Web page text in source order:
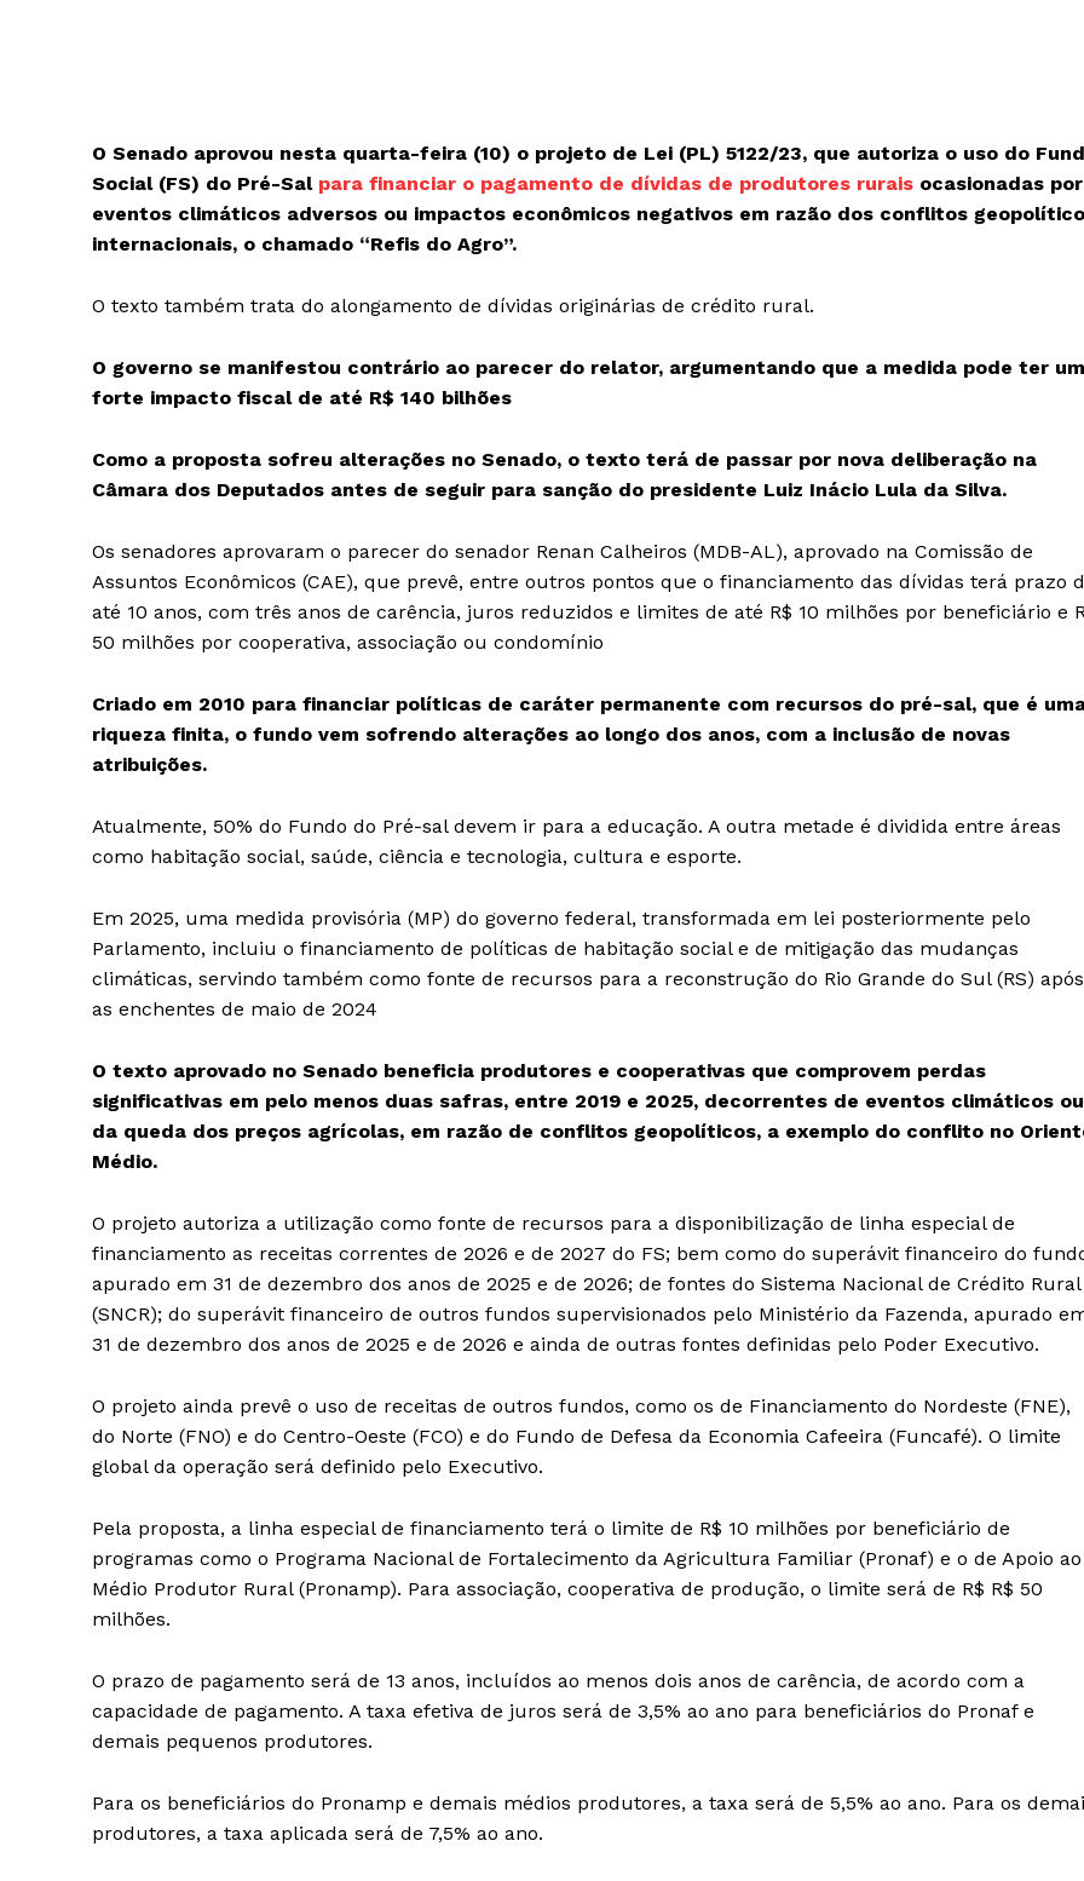
O Senado aprovou nesta quarta-feira (10) o projeto de Lei (PL) 5122/23, que autoriza o uso do
Social (FS) do Pré-Sal para financiar o pagamento de dívidas de produtores rurais ocasionadas por
eventos climáticos adversos ou impactos econômicos negativos em razão dos conflitos
internacionais, o chamado “Refis do Agro”.
O texto também trata do alongamento de dívidas originárias de crédito rural.
O governo se manifestou contrário ao parecer do relator, argumentando que a medida pode ter um
forte impacto fiscal de até R$ 140 bilhões
Como a proposta sofreu alterações no Senado, o texto terá de passar por nova deliberação na
Câmara dos Deputados antes de seguir para sanção do presidente Luiz Inácio Lula da Silva.
Os senadores aprovaram o parecer do senador Renan Calheiros (MDB-AL), aprovado na Comissão de
Assuntos Econômicos (CAE), que prevê, entre outros pontos que o financiamento das dívidas terá prazo
até 10 anos, com três anos de carência, juros reduzidos e limites de até R$ 10 milhões por beneficiário e
50 milhões por cooperativa, associação ou condomínio
Criado em 2010 para financiar políticas de caráter permanente com recursos do pré-sal, que é
riqueza finita, o fundo vem sofrendo alterações ao longo dos anos, com a inclusão de novas
atribuições.
Atualmente, 50% do Fundo do Pré-sal devem ir para a educação. A outra metade é dividida entre áreas
como habitação social, saúde, ciência e tecnologia, cultura e esporte.
Em 2025, uma medida provisória (MP) do governo federal, transformada em lei posteriormente pelo
Parlamento, incluiu o financiamento de políticas de habitação social e de mitigação das mudanças
climáticas, servindo também como fonte de recursos para a reconstrução do Rio Grande do Sul (RS) após
as enchentes de maio de 2024
O texto aprovado no Senado beneficia produtores e cooperativas que comprovem perdas
significativas em pelo menos duas safras, entre 2019 e 2025, decorrentes de eventos climáticos ou
da queda dos preços agrícolas, em razão de conflitos geopolíticos, a exemplo do conflito no
Médio.
O projeto autoriza a utilização como fonte de recursos para a disponibilização de linha especial de
financiamento as receitas correntes de 2026 e de 2027 do FS; bem como do superávit financeiro do
apurado em 31 de dezembro dos anos de 2025 e de 2026; de fontes do Sistema Nacional de Crédito Rural
(SNCR); do superávit financeiro de outros fundos supervisionados pelo Ministério da Fazenda, apurado
31 de dezembro dos anos de 2025 e de 2026 e ainda de outras fontes definidas pelo Poder Executivo.
O projeto ainda prevê o uso de receitas de outros fundos, como os de Financiamento do Nordeste (FNE),
do Norte (FNO) e do Centro-Oeste (FCO) e do Fundo de Defesa da Economia Cafeeira (Funcafé). O limite
global da operação será definido pelo Executivo.
Pela proposta, a linha especial de financiamento terá o limite de R$ 10 milhões por beneficiário de
programas como o Programa Nacional de Fortalecimento da Agricultura Familiar (Pronaf) e o de Apoio ao
Médio Produtor Rural (Pronamp). Para associação, cooperativa de produção, o limite será de R$ R$ 50
milhões.
O prazo de pagamento será de 13 anos, incluídos ao menos dois anos de carência, de acordo com a
capacidade de pagamento. A taxa efetiva de juros será de 3,5% ao ano para beneficiários do Pronaf e
demais pequenos produtores.
Para os beneficiários do Pronamp e demais médios produtores, a taxa será de 5,5% ao ano. Para os
produtores, a taxa aplicada será de 7,5% ao ano.